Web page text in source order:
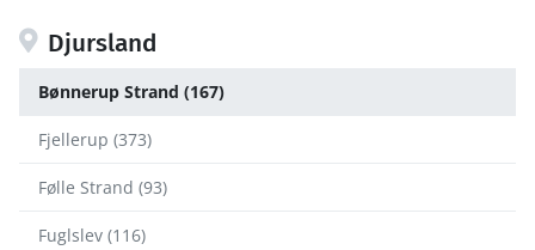
Djursland
Bønnerup Strand (167)
Fjellerup (373)
Følle Strand (93)
Fuglslev (116)